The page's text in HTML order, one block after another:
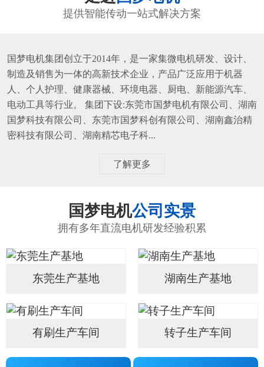
提供智能传动一站式解决方案
国梦电机集团创立于2014年，是一家集微电机研发、设计、
制造及销售为一体的高新技术企业，产品广泛应用于机器
人、个人护理、健康器械、环境电器、厨电、新能源汽车、
电动工具等行业。 集团下设:东莞市国梦电机有限公司、湖南
国梦科技有限公司、东莞市国梦科创有限公司、湖南鑫治精
密科技有限公司、湖南精芯电子科...
了解更多
国梦电机公司实景
拥有多年直流电机研发经验积累
东莞生产基地 湖南生产基地
有刷生产车间 转子生产车间